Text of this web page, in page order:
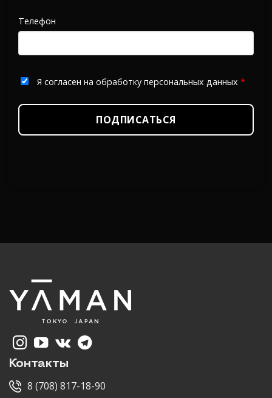
Телефон
Я согласен на обработку персональных данных *
ПОДПИСАТЬСЯ
Контакты
8 (708) 817-18-90